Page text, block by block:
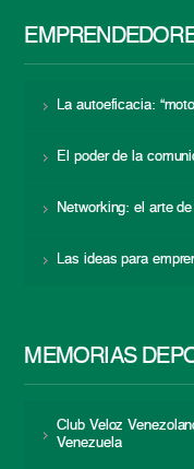
La autoeficacia:
El poder de la
Networking: el arte
Las ideas para
MEMORIAS
Club Veloz
Venezuela